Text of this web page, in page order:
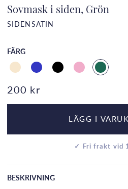
Sovmask i siden, Grön
SIDENSATIN
FÄRG
200 kr
LÄGG I
✓ Fri frakt vid
BESKRIVNING